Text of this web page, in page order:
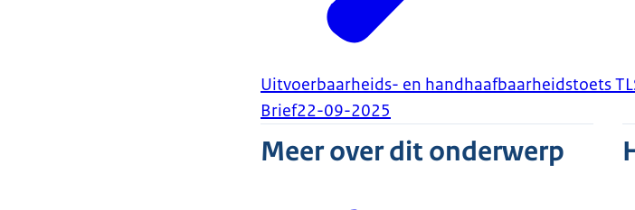
Uitvoerbaarheids- en handhaafbaarheidstoets
Brief22-09-2025
Meer over dit onderwerp